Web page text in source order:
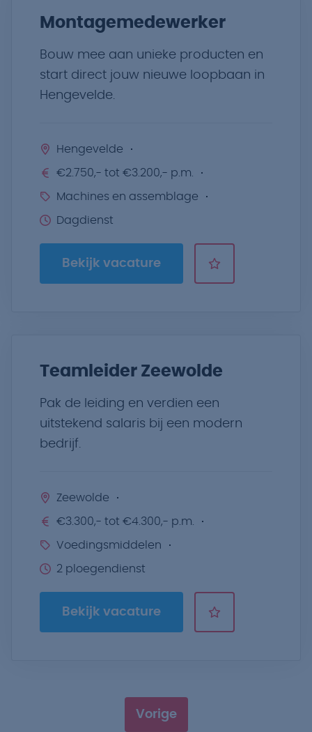
Montagemedewerker
Bouw mee aan unieke producten en
start direct jouw nieuwe loopbaan in
Hengevelde.
Hengevelde
€2.750,- tot €3.200,- p.m.
Machines en assemblage
Dagdienst
Bekijk vacature
Teamleider Zeewolde
Pak de leiding en verdien een
uitstekend salaris bij een modern
bedrijf.
Zeewolde
€3.300,- tot €4.300,- p.m.
Voedingsmiddelen
2 ploegendienst
Bekijk vacature
Vorige